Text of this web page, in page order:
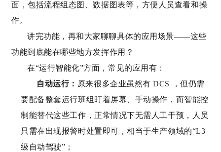
面，包括流程组态图、数据图表等，方便人员查看和操
作。
讲完功能，再和大家聊聊具体的应用场景——这些
功能到底能在哪些地方发挥作用？
在“运行智能化”方面，常见的应用有：
自动运行： 原来很多企业虽然有 DCS ，但仍需
要配备整套运行班组盯着屏幕、手动操作，而智能控
制能替代这些工作，正常情况下无需人工干预，人员
只需在出现报警时处置即可，相当于生产领域的“L3
级自动驾驶”；